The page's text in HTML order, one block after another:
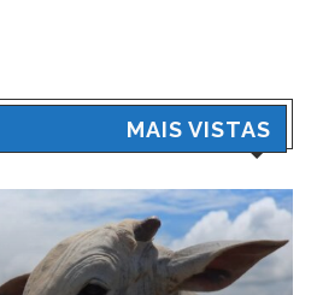
MAIS VISTAS